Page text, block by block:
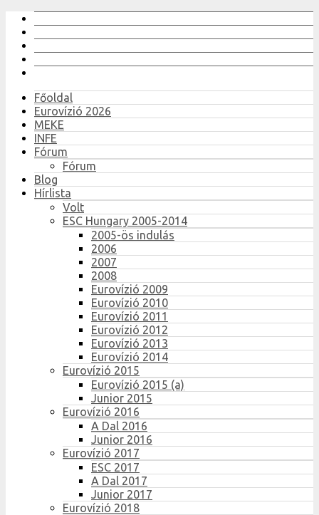
Főoldal
Eurovízió 2026
MEKE
INFE
Fórum
Fórum
Blog
Hírlista
Volt
ESC Hungary 2005-2014
2005-ös indulás
2006
2007
2008
Eurovízió 2009
Eurovízió 2010
Eurovízió 2011
Eurovízió 2012
Eurovízió 2013
Eurovízió 2014
Eurovízió 2015
Eurovízió 2015 (a)
Junior 2015
Eurovízió 2016
A Dal 2016
Junior 2016
Eurovízió 2017
ESC 2017
A Dal 2017
Junior 2017
Eurovízió 2018